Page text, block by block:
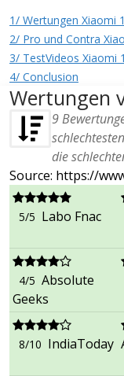
1/ Wertungen Xiaomi
2/ Pro und Contra
3/ TestVideos Xiaomi
4/ Conclusion
Wertungen
9
die
Source: https://
5/5 Labo Fnac
4/5 Absolute
Geeks
8/10 IndiaToday